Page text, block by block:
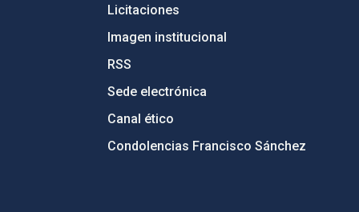
Licitaciones
Imagen institucional
RSS
Sede electrónica
Canal ético
Condolencias Francisco Sánchez